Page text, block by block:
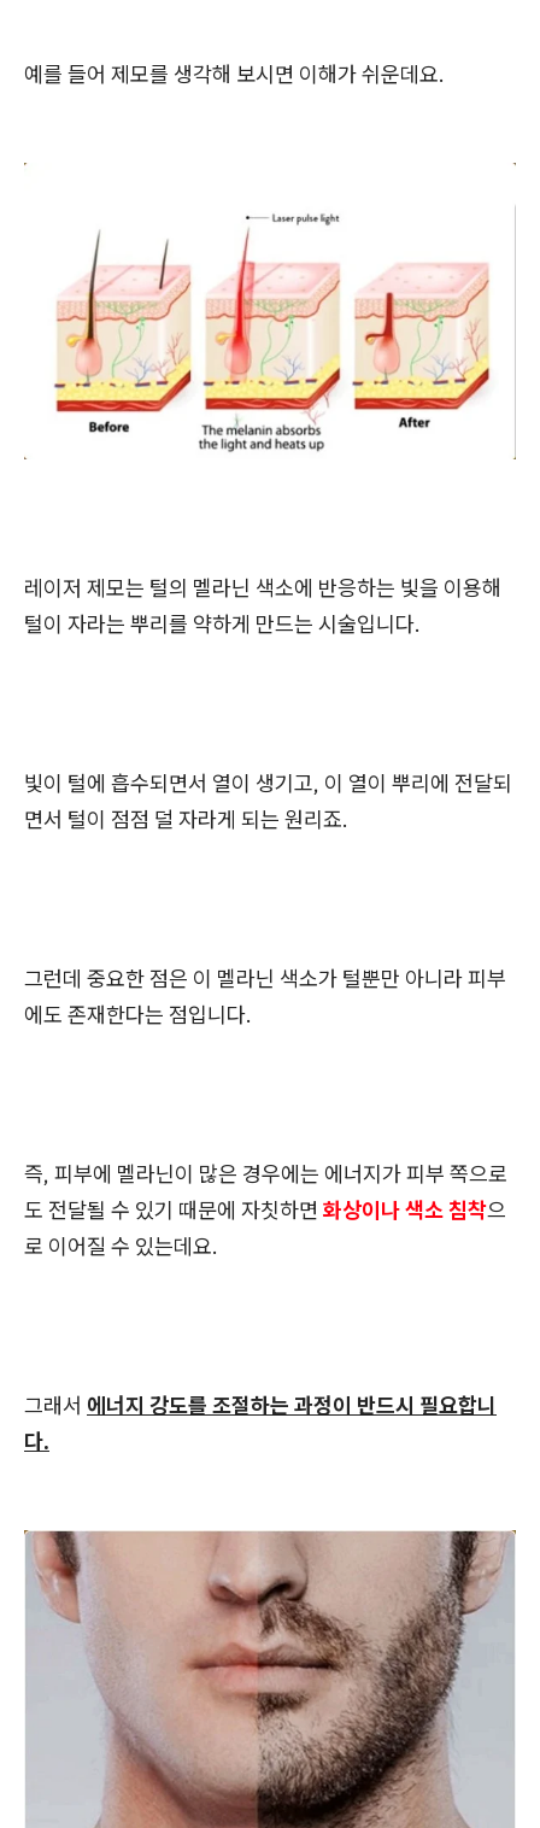
예를 들어 제모를 생각해 보시면 이해가 쉬운데요.
레이저 제모는 털의 멜라닌 색소에 반응하는 빛을 이용해
털이 자라는 뿌리를 약하게 만드는 시술입니다.
빛이 털에 흡수되면서 열이 생기고, 이 열이 뿌리에 전달되
면서 털이 점점 덜 자라게 되는 원리죠.
그런데 중요한 점은 이 멜라닌 색소가 털뿐만 아니라 피부
에도 존재한다는 점입니다.
즉, 피부에 멜라닌이 많은 경우에는 에너지가 피부 쪽으로
도 전달될 수 있기 때문에 자칫하면 화상이나 색소 침착으
로 이어질 수 있는데요.
그래서 에너지 강도를 조절하는 과정이 반드시 필요합니
다.